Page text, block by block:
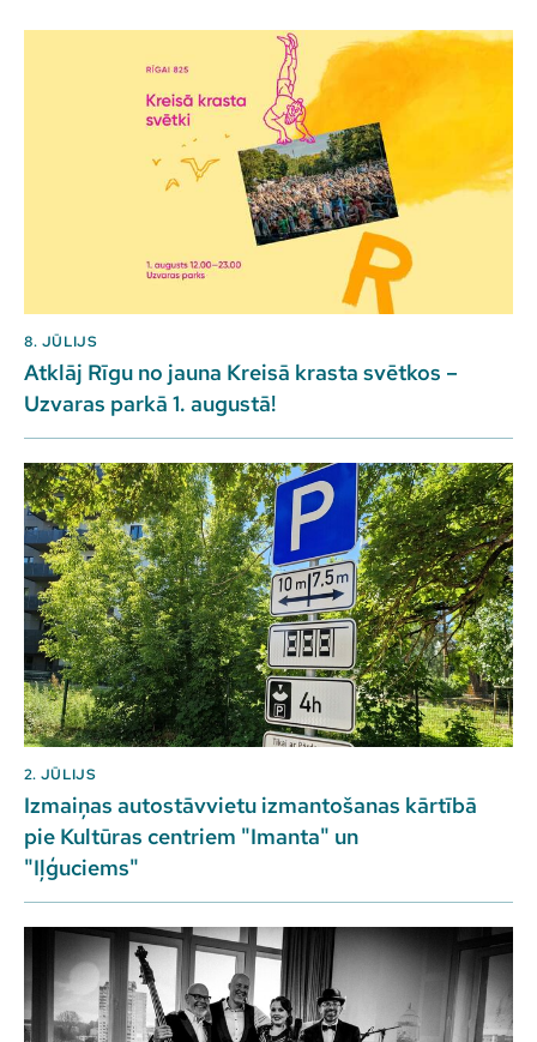
8. JŪLIJS
Atklāj Rīgu no jauna Kreisā krasta svētkos –
Uzvaras parkā 1. augustā!
2. JŪLIJS
Izmaiņas autostāvvietu izmantošanas kārtībā
pie Kultūras centriem "Imanta" un
"Iļģuciems"